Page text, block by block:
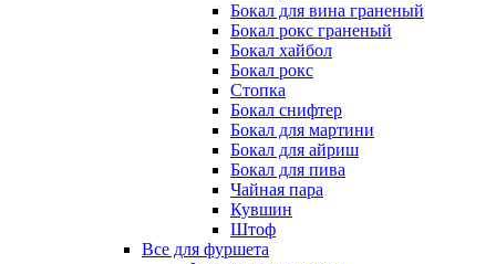
Бокал для вина граненый
Бокал рокс граненый
Бокал хайбол
Бокал рокс
Стопка
Бокал снифтер
Бокал для мартини
Бокал для айриш
Бокал для пива
Чайная пара
Кувшин
Штоф
Все для фуршета